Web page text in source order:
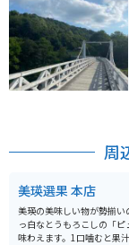
周
美瑛選果 本店
美瑛の美味しい物が勢揃
っ白なとうもろこしの「
味わえます。1口噛むと果